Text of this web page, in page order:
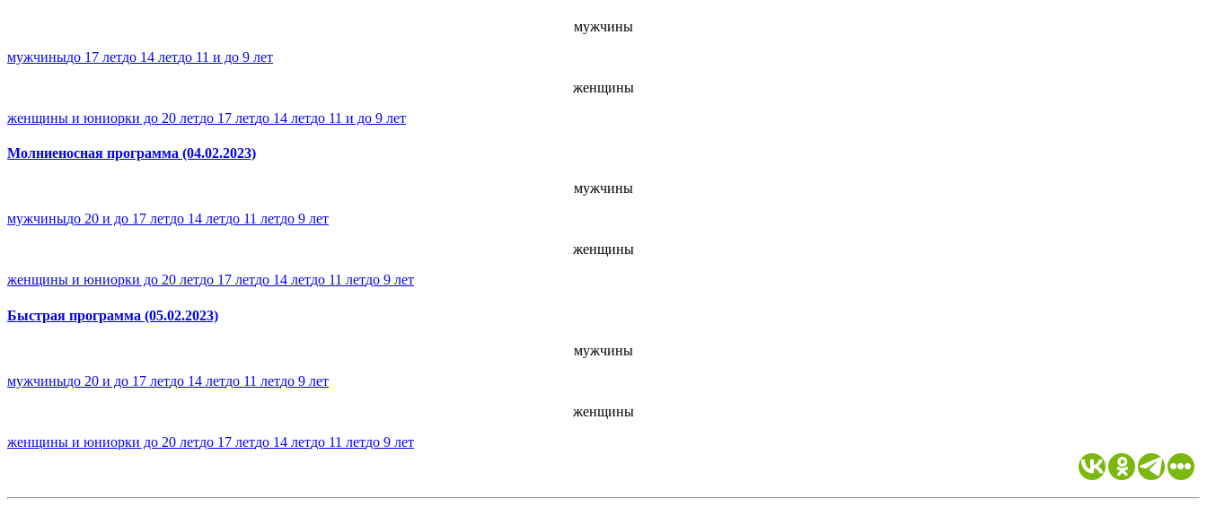
мужчины
мужчиныдо 17 летдо 14 летдо 11 и до 9 лет
женщины
женщины и юниорки до 20 летдо 17 летдо 14 летдо 11 и до 9 лет
Молниеносная программа (04.02.2023)
мужчины
мужчиныдо 20 и до 17 летдо 14 летдо 11 летдо 9 лет
женщины
женщины и юниорки до 20 летдо 17 летдо 14 летдо 11 летдо 9 лет
Быстрая программа (05.02.2023)
мужчины
мужчиныдо 20 и до 17 летдо 14 летдо 11 летдо 9 лет
женщины
женщины и юниорки до 20 летдо 17 летдо 14 летдо 11 летдо 9 лет